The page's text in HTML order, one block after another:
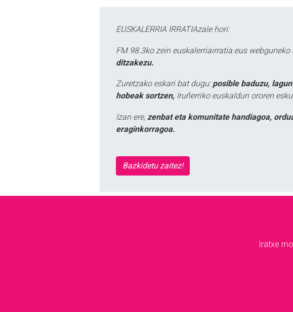
EUSKALERRIA IRRATIAzale hori:
FM 98.3ko zein euskalerriairratia.eus webguneko
ditzakezu.
Zuretzako eskari bat dugu: posible baduzu,
hobeak sortzen, Iruñerriko euskaldun ororen
Izan ere, zenbat eta komunitate handiagoa,
eraginkorragoa.
Bazkidetu zaitez!
Iratxe